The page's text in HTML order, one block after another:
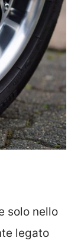
solo nello
legato